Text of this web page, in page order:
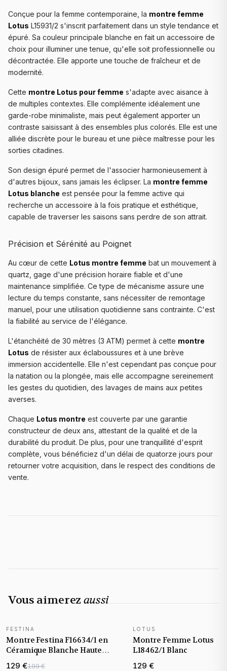
Conçue pour la femme contemporaine, la montre femme
Lotus L15931/2 s'inscrit parfaitement dans un style tendance et
épuré. Sa couleur principale blanche en fait un accessoire de
choix pour illuminer une tenue, qu'elle soit professionnelle ou
décontractée. Elle apporte une touche de fraîcheur et de
modernité.
Cette montre Lotus pour femme s'adapte avec aisance à
de multiples contextes. Elle complémente idéalement une
garde-robe minimaliste, mais peut également apporter un
contraste saisissant à des ensembles plus colorés. Elle est une
alliée discrète pour le bureau et une pièce maîtresse pour les
sorties citadines.
Son design épuré permet de l'associer harmonieusement à
d'autres bijoux, sans jamais les éclipser. La montre femme
Lotus blanche est pensée pour la femme active qui
recherche un accessoire à la fois pratique et esthétique,
capable de traverser les saisons sans perdre de son attrait.
Précision et Sérénité au Poignet
Au cœur de cette Lotus montre femme bat un mouvement à
quartz, gage d'une précision horaire fiable et d'une
maintenance simplifiée. Ce type de mécanisme assure une
lecture du temps constante, sans nécessiter de remontage
manuel, pour une utilisation quotidienne sans contrainte. C'est
la fiabilité au service de l'élégance.
L'étanchéité de 30 mètres (3 ATM) permet à cette montre
Lotus de résister aux éclaboussures et à une brève
immersion accidentelle. Elle n'est cependant pas conçue pour
la natation ou la plongée, mais elle accompagne sereinement
les gestes du quotidien, des lavages de mains aux petites
averses.
Chaque Lotus montre est couverte par une garantie
constructeur de deux ans, attestant de la qualité et de la
durabilité du produit. De plus, pour une tranquillité d'esprit
complète, vous bénéficiez d'un délai de quatorze jours pour
retourner votre acquisition, dans le respect des conditions de
vente.
Vous aimerez aussi
FESTINA
Montre Festina F16634/1 en
Céramique Blanche Haute
Résistance
129 €199 €
LOTUS
Montre Femme Lotus
L18462/1 Blanc
129 €